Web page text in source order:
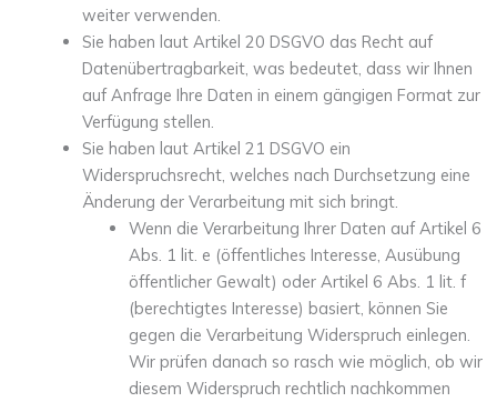
weiter verwenden.
Sie haben laut Artikel 20 DSGVO das Recht auf
Datenübertragbarkeit, was bedeutet, dass wir Ihnen
auf Anfrage Ihre Daten in einem gängigen Format zur
Verfügung stellen.
Sie haben laut Artikel 21 DSGVO ein
Widerspruchsrecht, welches nach Durchsetzung eine
Änderung der Verarbeitung mit sich bringt.
Wenn die Verarbeitung Ihrer Daten auf Artikel 6
Abs. 1 lit. e (öffentliches Interesse, Ausübung
öffentlicher Gewalt) oder Artikel 6 Abs. 1 lit. f
(berechtigtes Interesse) basiert, können Sie
gegen die Verarbeitung Widerspruch einlegen.
Wir prüfen danach so rasch wie möglich, ob wir
diesem Widerspruch rechtlich nachkommen